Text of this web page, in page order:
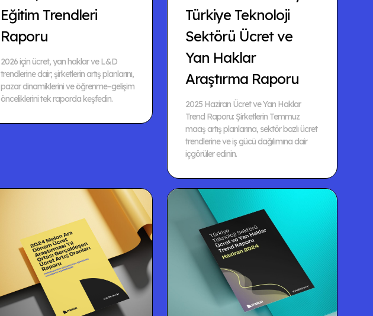
Eğitim Trendleri
Raporu
2026 için ücret, yan haklar ve L&D
trendlerine dair; şirketlerin artış planlarını,
pazar dinamiklerini ve öğrenme–gelişim
önceliklerini tek raporda keşfedin.
Türkiye Teknoloji
Sektörü Ücret ve
Yan Haklar
Araştırma Raporu
2025 Haziran Ücret ve Yan Haklar
Trend Raporu: Şirketlerin Temmuz
maaş artış planlarına, sektör bazlı ücret
trendlerine ve iş gücü dağılımına dair
içgörüler edinin.